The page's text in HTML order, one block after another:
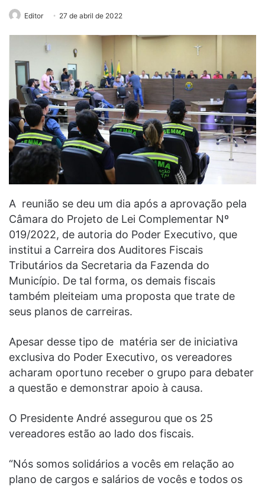
Editor 27 de abril de 2022
A reunião se deu um dia após a aprovação pela
Câmara do Projeto de Lei Complementar Nº
019/2022, de autoria do Poder Executivo, que
institui a Carreira dos Auditores Fiscais
Tributários da Secretaria da Fazenda do
Município. De tal forma, os demais fiscais
também pleiteiam uma proposta que trate de
seus planos de carreiras.
Apesar desse tipo de matéria ser de iniciativa
exclusiva do Poder Executivo, os vereadores
acharam oportuno receber o grupo para debater
a questão e demonstrar apoio à causa.
O Presidente André assegurou que os 25
vereadores estão ao lado dos fiscais.
“Nós somos solidários a vocês em relação ao
plano de cargos e salários de vocês e todos os